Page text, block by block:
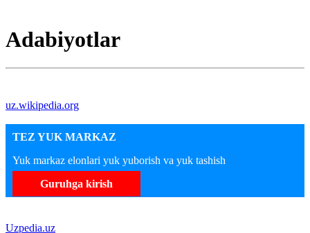
Adabiyotlar
uz.wikipedia.org
TEZ YUK MARKAZ
Yuk markaz elonlari yuk yuborish va yuk tashish
Guruhga kirish
Uzpedia.uz